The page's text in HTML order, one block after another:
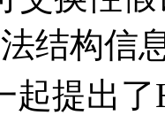
结构信
起提出